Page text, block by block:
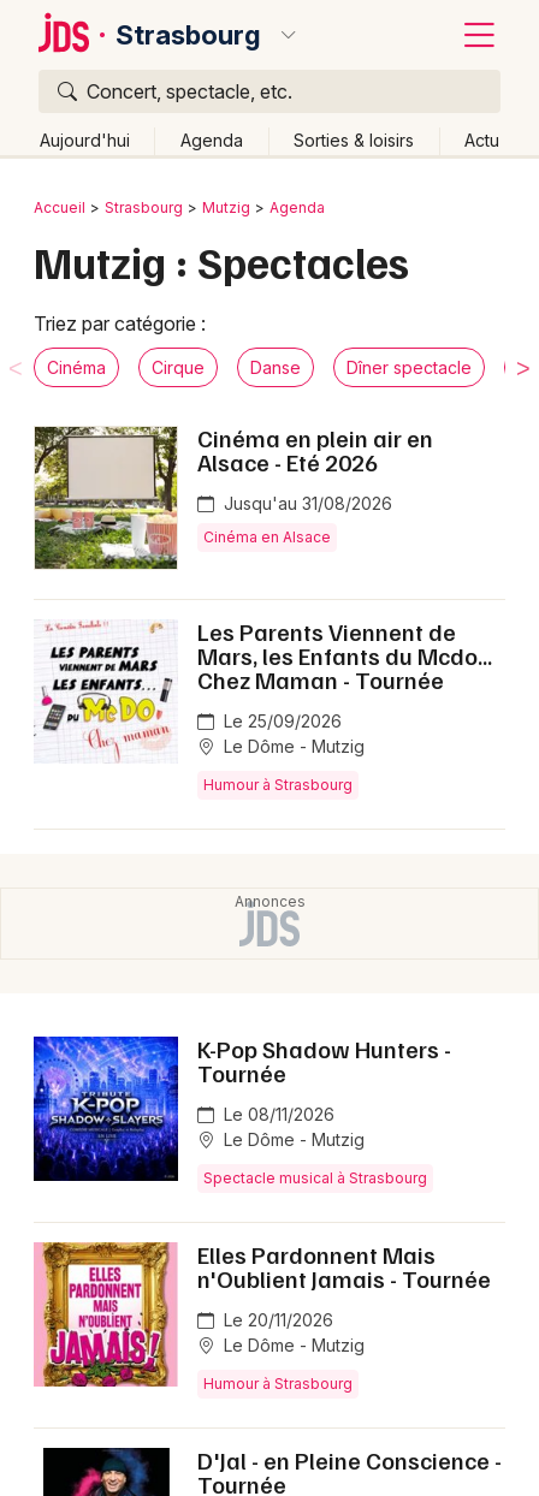
Strasbourg
Concert, spectacle, etc.
Aujourd'hui Agenda Sorties & loisirs Actu
Publier un événement
Grands événements
Manifestations
Foires & salons
Concerts
Sports
Soirées
Spectacles en Alsace
Spectacles dans le Grand Est
Jeux concours
Newsletter des sorties
Artistes en tournée
Actus à Strasbourg
Magazine à Strasbourg
Bordeaux
Lille
Marseille
Mulhouse
Montpellier
Nantes
Nice
Paris
Strasbourg
Retour
Accueil Strasbourg Mutzig Agenda
Mutzig : Spectacles
Triez par catégorie :
Cinéma Cirque Danse Dîner spectacle
Cinéma en plein air en
Alsace - Eté 2026
Jusqu'au 31/08/2026
Cinéma en Alsace
Les Parents Viennent de
Mars, les Enfants du Mcdo...
Chez Maman - Tournée
Le 25/09/2026
Le Dôme - Mutzig
Humour à Strasbourg
K-Pop Shadow Hunters -
Tournée
Le 08/11/2026
Le Dôme - Mutzig
Spectacle musical à Strasbourg
Elles Pardonnent Mais
n'Oublient Jamais - Tournée
Le 20/11/2026
Le Dôme - Mutzig
Humour à Strasbourg
D'Jal - en Pleine Conscience -
Tournée
Quoi ?
Où ?
Partout
Près de moi Changer de lieu
Quand ?
Aujourd'hui
Demain Ce week-end Autre